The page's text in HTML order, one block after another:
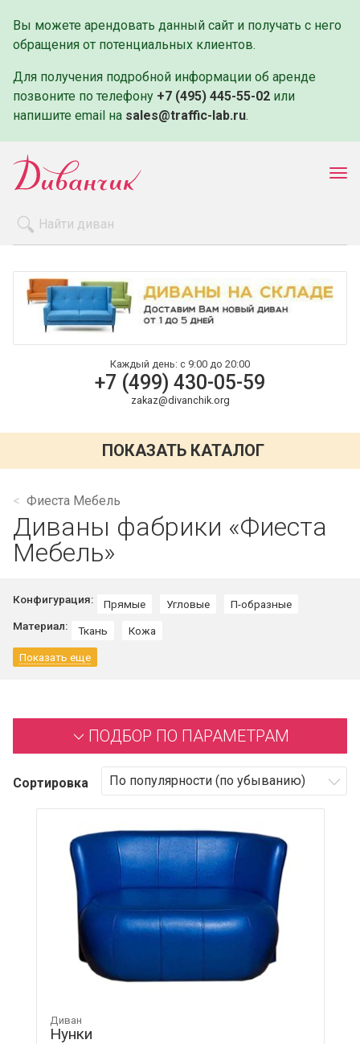
Вы можете арендовать данный сайт и получать с него
обращения от потенциальных клиентов.
Для получения подробной информации об аренде
позвоните по телефону +7 (495) 445-55-02 или
напишите email на sales@traffic-lab.ru.
Оплата и доставка
Контакты
Каждый день: с 9:00 до 20:00
+7 (499) 430-05-59
zakaz@divanchik.org
ПОКАЗАТЬ КАТАЛОГ
Фиеста Мебель
Диваны фабрики «Фиеста
Мебель»
Конфигурация: Прямые Угловые
П-образные
Материал:
Ткань Кожа
Показать еще
ПОДБОР ПО ПАРАМЕТРАМ
Сортировка
Диван
Нунки